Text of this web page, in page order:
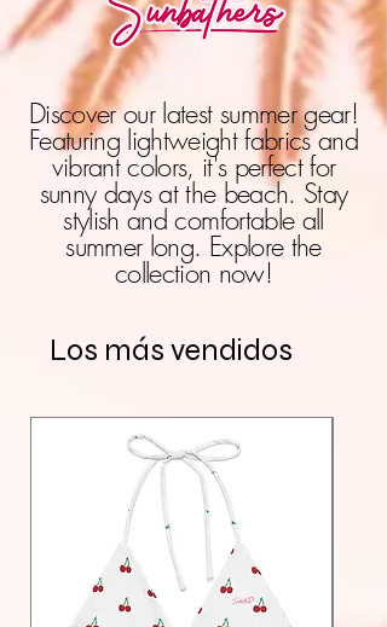
Discover our latest summer gear!
Featuring lightweight fabrics and
vibrant colors, it's perfect for
sunny days at the beach. Stay
stylish and comfortable all
summer long. Explore the
collection now!
Los más vendidos